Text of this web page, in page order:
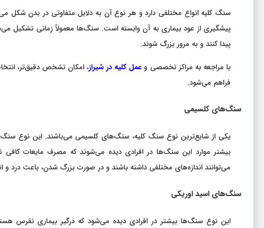
سنگ کلیه انواع مختلفی دارد و هر نوع آن به دلایل متفاوتی در بدن شکل
پیشگیری از عود بیماری به آن وابسته است. سنگ‌ها معمولاً زمانی تشکیل
پیدا کنند و به مرور بزرگ شوند.
با مراجعه به مراکز تخصصی و عمل کلیه در شیراز، امکان تشخص دقیق‌تر،
فراهم می‌شود.
سنگ‌های کلسیمی
یکی از شایع‌ترین نوع سنگ کلیه، سنگ‌های کلسیمی می‌باشند. این نوع
بیشتر موارد این سنگ‌ها در افرادی دیده می‌شوند که مصرف مایعات کافی
می‌توانند اندازه‌های مختلفی داشته باشند و در صورت بزرگ شدن، باعث درد و
سنگ‌های اسید اوریکی
این نوع سنگ‌ها بیشتر در افرادی دیده می‌شود که درگیر بیماری نقرس